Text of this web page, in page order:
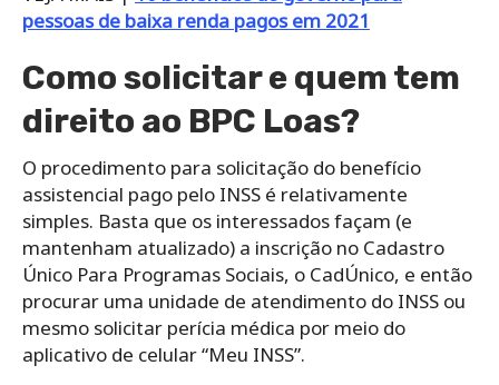
pessoas de baixa renda pagos em 2021
Como solicitar e quem tem
direito ao BPC Loas?
O procedimento para solicitação do benefício
assistencial pago pelo INSS é relativamente
simples. Basta que os interessados façam (e
mantenham atualizado) a inscrição no Cadastro
Único Para Programas Sociais, o CadÚnico, e então
procurar uma unidade de atendimento do INSS ou
mesmo solicitar perícia médica por meio do
aplicativo de celular “Meu INSS”.